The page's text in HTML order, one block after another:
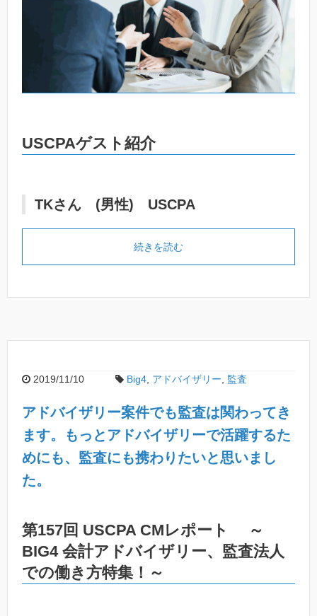
USCPAゲスト紹介
TKさん (男性) USCPA
続きを読む
2019/11/10 Big4 アドバイザリー 監査
アドバイザリー案件でも監査は関わってき
ます。もっとアドバイザリーで活躍するた
めにも、監査にも携わりたいと思いまし
た。
第157回 USCPA CMレポート ～
BIG4 会計アドバイザリー、監査法人
での働き方特集！～